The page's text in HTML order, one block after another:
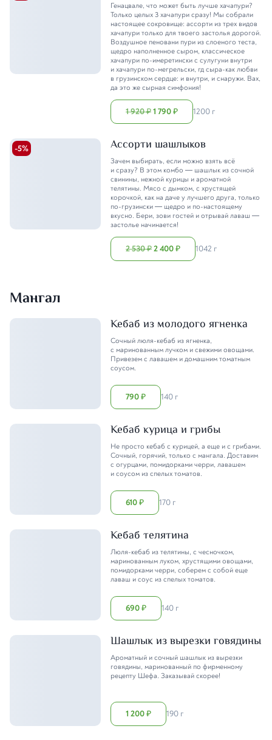
Генацвале, что может быть лучше хачапури?
Только целых 3 хачапури сразу! Мы собрали
настоящее сокровище: ассорти из трех видов
хачапури только для твоего застолья дорогой.
Воздушное пеновани пури из слоеного теста,
щедро наполненное сыром, классическое
хачапури по-имеретински с сулугуни внутри
и хачапури по-мегрельски, гд сыра-как любви
в грузинском сердце: и внутри, и снаружи. Вах,
да это же сырная симфония!
1 920₽1 790₽ 1200 г
-5% Ассорти шашлыков
Зачем выбирать, если можно взять всё
и сразу? В этом комбо — шашлык из сочной
свинины, нежной курицы и ароматной
телятины. Мясо с дымком, с хрустящей
корочкой, как на даче у лучшего друга, только
по-грузински — щедро и по-настоящему
вкусно. Бери, зови гостей и отрывай лаваш —
застолье начинается!
2 530₽2 400₽ 1042 г
Мангал
Кебаб из молодого ягненка
Сочный люля-кебаб из ягненка,
с маринованным лучком и свежими овощами.
Привезем с лавашем и домашним томатным
соусом.
790₽ 140 г
Кебаб курица и грибы
Не просто кебаб с курицей, а еще и с грибами.
Сочный, горячий, только с мангала. Доставим
с огурцами, помидорками черри, лавашем
и соусом из спелых томатов.
610₽ 170 г
Кебаб телятина
Люля-кебаб из телятины, с чесночком,
маринованным луком, хрустящими овощами,
помидорками черри, соберем с собой еще
лаваш и соус из спелых томатов.
690₽ 140 г
Шашлык из вырезки говядины
Ароматный и сочный шашлык из вырезки
говядины, маринованный по фирменному
рецепту Шефа. Заказывай скорее!
1 200₽ 190 г